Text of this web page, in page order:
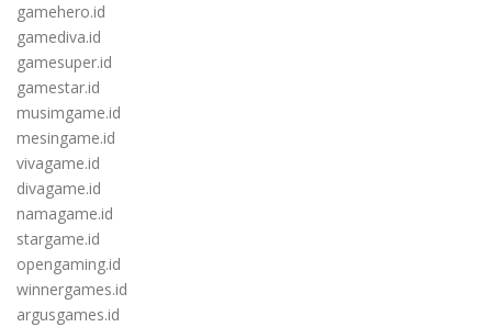
gamehero.id
gamediva.id
gamesuper.id
gamestar.id
musimgame.id
mesingame.id
vivagame.id
divagame.id
namagame.id
stargame.id
opengaming.id
winnergames.id
argusgames.id